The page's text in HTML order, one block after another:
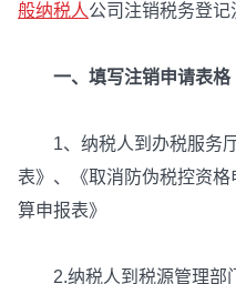
般纳税人公司注销税务登记
一、填写注销申请表格
1、纳税人到办税服务厅
表》、《取消防伪税控资
算申报表》
2.纳税人到税源管理部